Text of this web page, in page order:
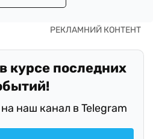
курсе последних
наш канал в Telegram